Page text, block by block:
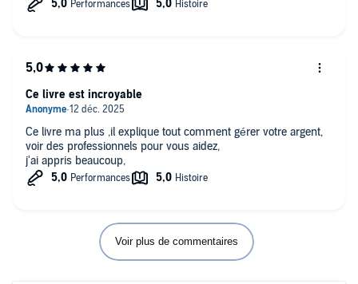
Ce livre ma plus ,il explique tout comment gérer votre argent,
voir des professionnels pour vous aidez,
j'ai appris beaucoup,
Ce livre est incroyable
Voir plus de commentaires